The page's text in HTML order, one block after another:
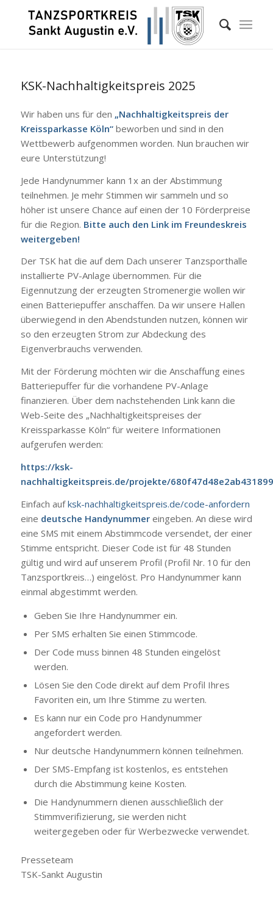
KSK-Nachhaltigkeitspreis 2025
Wir haben uns für den „Nachhaltigkeitspreis der
Kreissparkasse Köln“beworben und sind in den
Wettbewerb aufgenommen worden. Nun brauchen wir
eure Unterstützung!
Jede Handynummer kann 1x an der Abstimmung
teilnehmen. Je mehr Stimmen wir sammeln und so
höher ist unsere Chance auf einen der 10 Förderpreise
für die Region. Bitte auch den Link im Freundeskreis
weitergeben!
Der TSK hat die auf dem Dach unserer Tanzsporthalle
installierte PV-Anlage übernommen. Für die
Eigennutzung der erzeugten Stromenergie wollen wir
einen Batteriepuffer anschaffen. Da wir unsere Hallen
überwiegend in den Abendstunden nutzen, können wir
so den erzeugten Strom zur Abdeckung des
Eigenverbrauchs verwenden.
Mit der Förderung möchten wir die Anschaffung eines
Batteriepuffer für die vorhandene PV-Anlage
finanzieren. Über dem nachstehenden Link kann die
Web-Seite des „Nachhaltigkeitspreises der
Kreissparkasse Köln“ für weitere Informationen
aufgerufen werden:
https://ksk-
nachhaltigkeitspreis.de/projekte/
Einfach aufksk-nachhaltigkeitspreis.de/code-anfordern
eine deutsche Handynummereingeben. An diese wird
eine SMS mit einem Abstimmcode versendet, der einer
Stimme entspricht. Dieser Code ist für 48 Stunden
gültig und wird auf unserem Profil (Profil Nr. 10 für den
Tanzsportkreis…) eingelöst. Pro Handynummer kann
einmal abgestimmt werden.
Geben Sie Ihre Handynummer ein.
Per SMS erhalten Sie einen Stimmcode.
Der Code muss binnen 48 Stunden eingelöst
werden.
Lösen Sie den Code direkt auf dem Profil Ihres
Favoriten ein, um Ihre Stimme zu werten.
Es kann nur ein Code pro Handynummer
angefordert werden.
Nur deutsche Handynummern können teilnehmen.
Der SMS-Empfang ist kostenlos, es entstehen
durch die Abstimmung keine Kosten.
Die Handynummern dienen ausschließlich der
Stimmverifizierung, sie werden nicht
weitergegeben oder für Werbezwecke verwendet.
Presseteam
TSK-Sankt Augustin